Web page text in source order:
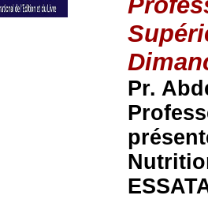
Pr.